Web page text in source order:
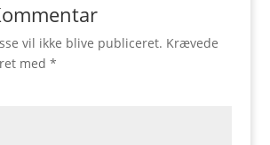
vil ikke blive publiceret. Krævede
med *